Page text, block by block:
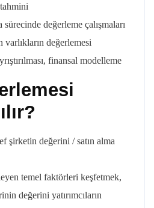
sürecinde değerleme çalışmaları
değerlemesi
finansal modelleme
şirketin değerini / satın alma
temel faktörleri keşfetmek,
değerini yatırımcıların